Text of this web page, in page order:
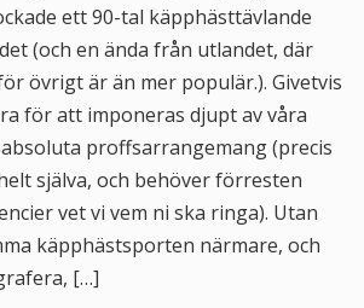
ett 90-tal käpphästtävlande
(och en ända från utlandet, där
övrigt är än mer populär.). Givetvis
för att imponeras djupt av våra
proffsarrangemang (precis
själva, och behöver förresten
vet vi vem ni ska ringa). Utan
käpphästsporten närmare, och
[…]